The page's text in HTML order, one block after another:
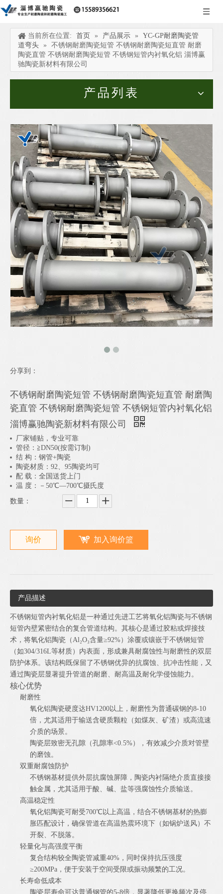
当前所在位置: 首页 » 产品展示 »
YC-GP耐磨陶瓷管
道弯头
»
不锈钢耐磨陶瓷短管 不锈钢耐磨陶瓷短直管 耐磨
陶瓷直管 不锈钢耐磨陶瓷短管 不锈钢短管内衬氧化铝 淄博赢
驰陶瓷新材料有限公司
产品列表
分享到：
不锈钢耐磨陶瓷短管 不锈钢耐磨陶瓷短直管 耐磨陶
瓷直管 不锈钢耐磨陶瓷短管 不锈钢短管内衬氧化铝
淄博赢驰陶瓷新材料有限公司
厂家铺贴，专业可靠
管径：≧DN50(按需订制)
结 构：钢管+陶瓷
陶瓷材质：92、95陶瓷均可
配 载：全国送货上门
温 度：－50℃—700℃摄氏度
数量：
询价 加入询价篮
产品描述
不锈钢短管内衬氧化铝是一种通过先进工艺将氧化铝陶瓷与不锈钢
短管内壁紧密结合的复合管道结构。其核心是通过胶粘或焊接技
术，将氧化铝陶瓷（Al₂O₃含量≥92%）涂覆或镶嵌于不锈钢短管
（如304/316L等材质）内表面，形成兼具耐腐蚀性与耐磨性的双层
防护体系。该结构既保留了不锈钢优异的抗腐蚀、抗冲击性能，又
通过陶瓷层显著提升管道的耐磨、耐高温及耐化学侵蚀能力。
核心优势
耐磨性
氧化铝陶瓷硬度达HV1200以上，耐磨性为普通碳钢的8-10
倍，尤其适用于输送含硬质颗粒（如煤灰、矿渣）或高流速
介质的场景。
陶瓷层致密无孔隙（孔隙率<0.5%），有效减少介质对管壁
的磨蚀。
双重耐腐蚀防护
不锈钢基材提供外层抗腐蚀屏障，陶瓷内衬隔绝介质直接接
触金属，尤其适用于酸、碱、盐等强腐蚀性介质输送。
高温稳定性
氧化铝陶瓷可耐受700℃以上高温，结合不锈钢基材的热膨
胀匹配设计，确保管道在高温热震环境下（如锅炉送风）不
开裂、不脱落。
轻量化与高强度平衡
复合结构较全陶瓷管减重40%，同时保持抗压强度
≥200MPa，便于安装于空间受限或振动频繁的工况。
长寿命低成本
陶瓷层寿命可达普通钢管的5-8倍，显著降低更换频次及停